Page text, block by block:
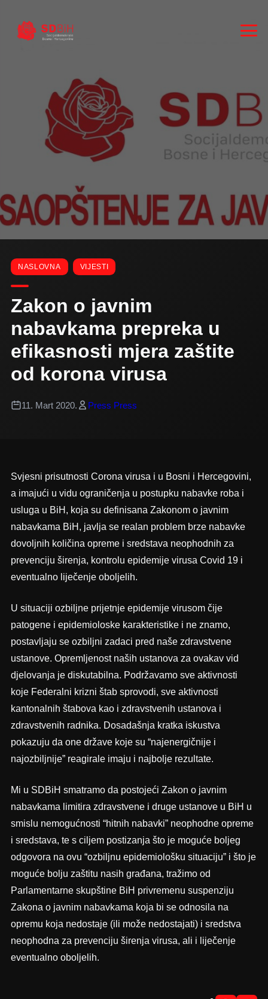
RUKOVODSTVO
ZASTUPNICI
NASLOVNA VIJESTI
Zakon o javnim
nabavkama prepreka u
efikasnosti mjera zaštite
od korona virusa
11. Mart 2020. Press Press
Svjesni prisutnosti Corona virusa i u Bosni i Hercegovini,
a imajući u vidu ograničenja u postupku nabavke roba i
usluga u BiH, koja su definisana Zakonom o javnim
nabavkama BiH, javlja se realan problem brze nabavke
dovoljnih količina opreme i sredstava neophodnih za
prevenciju širenja, kontrolu epidemije virusa Covid 19 i
eventualno liječenje oboljelih.
U situaciji ozbiljne prijetnje epidemije virusom čije
patogene i epidemioloske karakteristike i ne znamo,
postavljaju se ozbiljni zadaci pred naše zdravstvene
ustanove. Opremljenost naših ustanova za ovakav vid
djelovanja je diskutabilna. Podržavamo sve aktivnosti
koje Federalni krizni štab sprovodi, sve aktivnosti
kantonalnih štabova kao i zdravstvenih ustanova i
zdravstvenih radnika. Dosadašnja kratka iskustva
pokazuju da one države koje su “najenergičnije i
najozbiljnije” reagirale imaju i najbolje rezultate.
Mi u SDBiH smatramo da postojeći Zakon o javnim
nabavkama limitira zdravstvene i druge ustanove u BiH u
smislu nemogućnosti “hitnih nabavki” neophodne opreme
i sredstava, te s ciljem postizanja što je moguće boljeg
odgovora na ovu “ozbiljnu epidemiološku situaciju” i što je
moguće bolju zaštitu nasih građana, tražimo od
Parlamentarne skupštine BiH privremenu suspenziju
Zakona o javnim nabavkama koja bi se odnosila na
opremu koja nedostaje (ili može nedostajati) i sredstva
neophodna za prevenciju širenja virusa, ali i liječenje
eventualno oboljelih.